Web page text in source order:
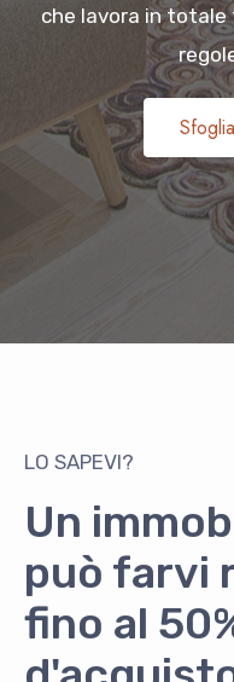
che lavora in
LO SAPEVI?
Un
può farvi
fino al